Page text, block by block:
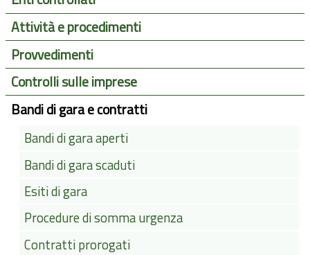
Attività e procedimenti
Provvedimenti
Controlli sulle imprese
Bandi di gara e contratti
Bandi di gara aperti
Bandi di gara scaduti
Esiti di gara
Procedure di somma urgenza
Contratti prorogati